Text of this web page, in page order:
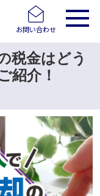
お問い合わせ
税金はどう
紹介！